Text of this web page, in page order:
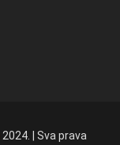
2024. | Sva prava